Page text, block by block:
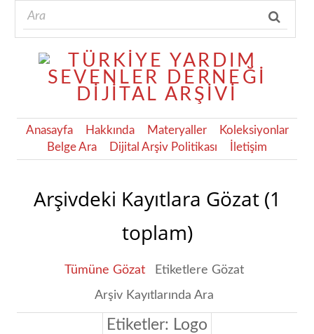
Anasayfa Hakkında Materyaller
Koleksiyonlar
Belge Ara
Dijital Arşiv Politikası İletişim
Arşivdeki Kayıtlara Gözat (1
toplam)
Tümüne Gözat
Etiketlere Gözat
Arşiv Kayıtlarında Ara
Etiketler: Logo